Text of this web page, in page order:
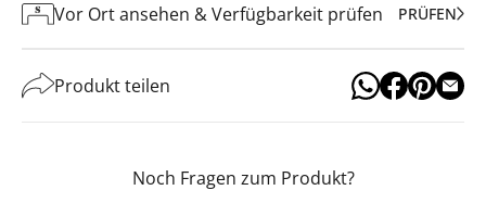
Vor Ort ansehen & Verfügbarkeit prüfen PRÜFEN
Produkt teilen
Noch Fragen zum Produkt?